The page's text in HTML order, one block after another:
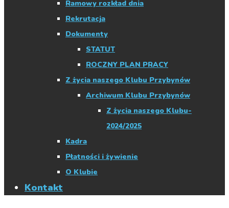
Ramowy rozkład dnia
Rekrutacja
Dokumenty
STATUT
ROCZNY PLAN PRACY
Z życia naszego Klubu Przybynów
Archiwum Klubu Przybynów
Z życia naszego Klubu-
2024/2025
Kadra
Płatności i żywienie
O Klubie
Kontakt